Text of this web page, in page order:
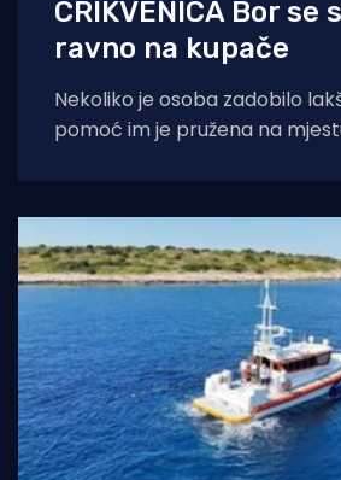
CRIKVENICA Bor se
ravno na kupače
Nekoliko je osoba zadobilo
pomoć im je pružena na